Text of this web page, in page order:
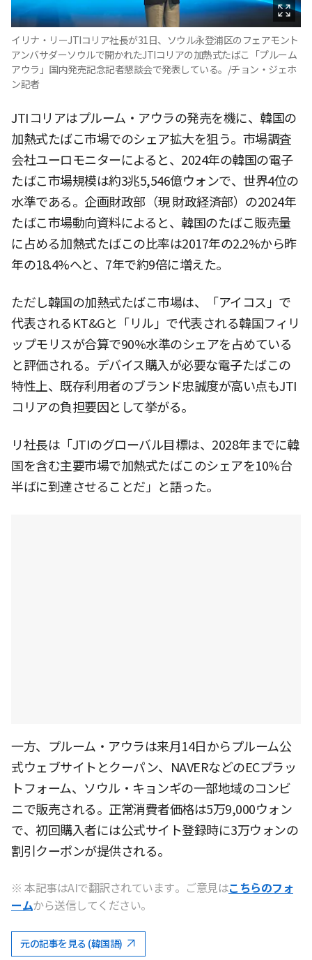
イリナ・リーJTIコリア社長が31日、ソウル永登浦区のフェアモント
アンバサダーソウルで開かれたJTIコリアの加熱式たばこ「プルーム
アウラ」国内発売記念記者懇談会で発表している。/チョン・ジェホ
ン記者
JTIコリアはプルーム・アウラの発売を機に、韓国の
加熱式たばこ市場でのシェア拡大を狙う。市場調査
会社ユーロモニターによると、2024年の韓国の電子
たばこ市場規模は約3兆5,546億ウォンで、世界4位の
水準である。企画財政部（現 財政経済部）の2024年
たばこ市場動向資料によると、韓国のたばこ販売量
に占める加熱式たばこの比率は2017年の2.2%から昨
年の18.4%へと、7年で約9倍に増えた。
ただし韓国の加熱式たばこ市場は、「アイコス」で
代表されるKT&Gと「リル」で代表される韓国フィリ
ップモリスが合算で90%水準のシェアを占めている
と評価される。デバイス購入が必要な電子たばこの
特性上、既存利用者のブランド忠誠度が高い点もJTI
コリアの負担要因として挙がる。
リ社長は「JTIのグローバル目標は、2028年までに韓
国を含む主要市場で加熱式たばこのシェアを10%台
半ばに到達させることだ」と語った。
一方、プルーム・アウラは来月14日からプルーム公
式ウェブサイトとクーパン、NAVERなどのECプラッ
トフォーム、ソウル・キョンギの一部地域のコンビ
ニで販売される。正常消費者価格は5万9,000ウォン
で、初回購入者には公式サイト登録時に3万ウォンの
割引クーポンが提供される。
※ 本記事はAIで翻訳されています。ご意見はこちらのフォ
ームから送信してください。
元の記事を見る (韓国語)